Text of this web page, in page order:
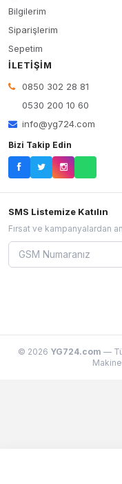
Bilgilerim
Siparişlerim
Sepetim
İLETIŞIM
0850 302 28 81
0530 200 10 60
info@yg724.com
Bizi Takip Edin
SMS Listemize Katılın
Fırsat ve kampanyalardan
© 2026 YG724.com —